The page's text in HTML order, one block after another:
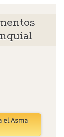
el Asma